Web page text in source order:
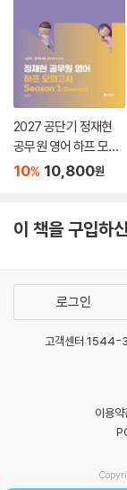
2027 공단기 정재현
공무원 영어 하프 모의
고사 Season 1: Esse
10% 10,800원
이 책을 구입하
로그인
고객센터 1544-
이용약